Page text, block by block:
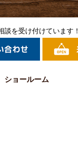
談を受け付けています！
ショールーム